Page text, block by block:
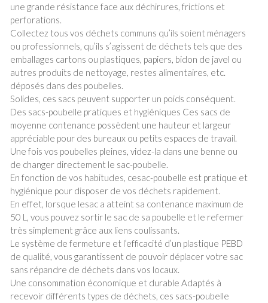
une grande résistance face aux déchirures, frictions et
perforations.
Collectez tous vos déchets communs qu’ils soient ménagers
ou professionnels, qu’ils s’agissent de déchets tels que des
emballages cartons ou plastiques, papiers, bidon de javel ou
autres produits de nettoyage, restes alimentaires, etc.
déposés dans des poubelles.
Solides, ces sacs peuvent supporter un poids conséquent.
Des sacs-poubelle pratiques et hygiéniques Ces sacs de
moyenne contenance possèdent une hauteur et largeur
appréciable pour des bureaux ou petits espaces de travail.
Une fois vos poubelles pleines, videz-la dans une benne ou
de changer directement le sac-poubelle.
En fonction de vos habitudes, cesac-poubelle est pratique et
hygiénique pour disposer de vos déchets rapidement.
En effet, lorsque lesac a atteint sa contenance maximum de
50 L, vous pouvez sortir le sac de sa poubelle et le refermer
très simplement grâce aux liens coulissants.
Le système de fermeture et l’efficacité d’un plastique PEBD
de qualité, vous garantissent de pouvoir déplacer votre sac
sans répandre de déchets dans vos locaux.
Une consommation économique et durable Adaptés à
recevoir différents types de déchets, ces sacs-poubelle